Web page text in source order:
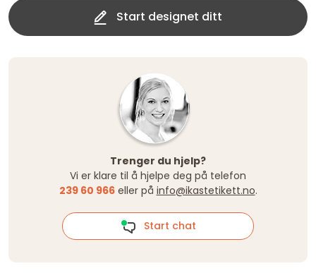
Start designet ditt
Trenger du hjelp?
Vi er klare til å hjelpe deg på telefon
239 60 966 eller på info@ikastetikett.no.
Start chat